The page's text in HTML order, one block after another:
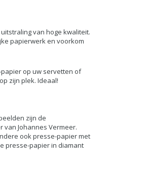
van hoge kwaliteit.
papierwerk en voorkom
op uw servetten of
zijn plek. Ideaal!
zijn de
van Johannes Vermeer.
ook presse-papier met
presse-papier in diamant